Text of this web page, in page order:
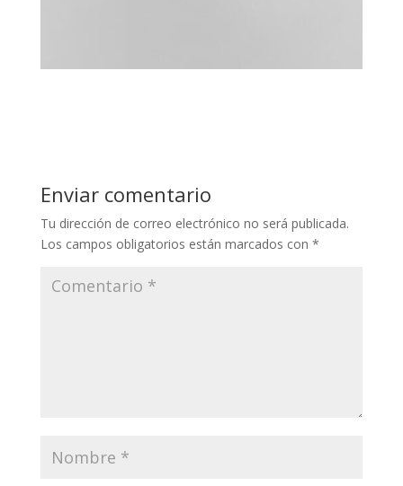
Enviar comentario
Tu dirección de correo electrónico no será publicada.
Los campos obligatorios están marcados con *